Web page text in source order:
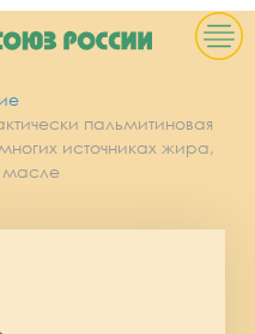
пальмитиновая
источниках жира,
масле